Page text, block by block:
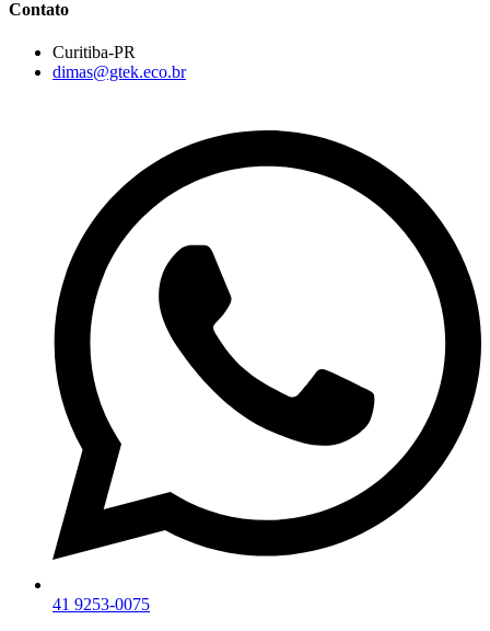
Contato
Curitiba-PR
dimas@gtek.eco.br
41 9253-0075